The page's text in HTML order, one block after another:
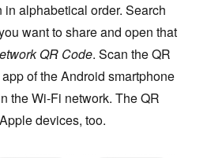
alphabetical order. Search
want to share and open that
QR Code. Scan the QR
of the Android smartphone
the Wi-Fi network. The QR
devices, too.